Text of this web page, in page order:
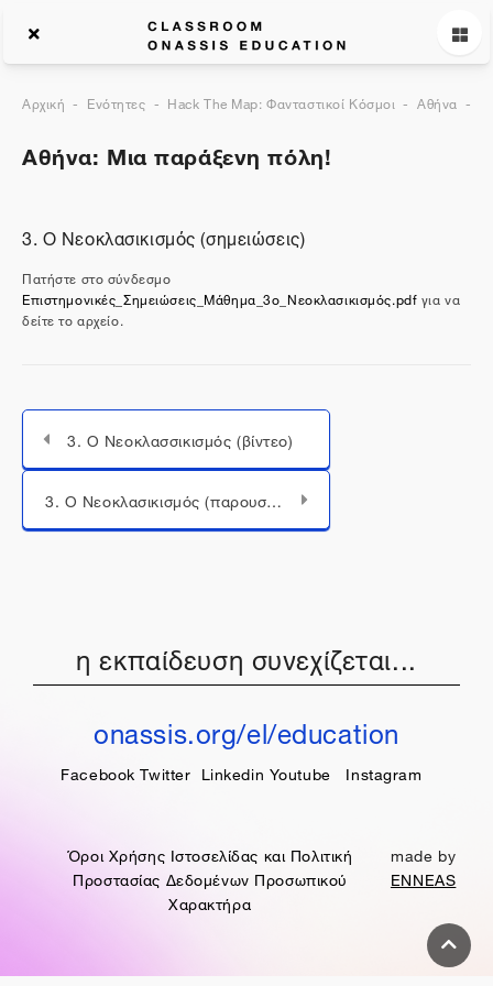
Αρχική Ενότητες Hack The Map: Φανταστικοί Κόσμοι Αθήνα
Αθήνα: Μια παράξενη πόλη!
3. Ο Νεοκλασικισμός (σημειώσεις)
Πατήστε στο σύνδεσμο
Επιστημονικές_Σημειώσεις_Μάθημα_3ο_Νεοκλασικισμός.pdfγια να
δείτε το αρχείο.
3. Ο Νεοκλασσικισμός (βίντεο)
Μεταπήδηση σε...
3. Ο Νεοκλασικισμός (παρουσίαση)
η εκπαίδευση συνεχίζεται...
onassis.org/el/education
Facebook Twitter Linkedin Youtube Instagram
Όροι Χρήσης Ιστοσελίδας και Πολιτική
Προστασίας Δεδομένων Προσωπικού
Χαρακτήρα
made by
ENNEAS